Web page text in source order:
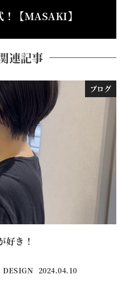
【MASAKI】
連記事
ブログ
好き！
投稿日
2024.04.10